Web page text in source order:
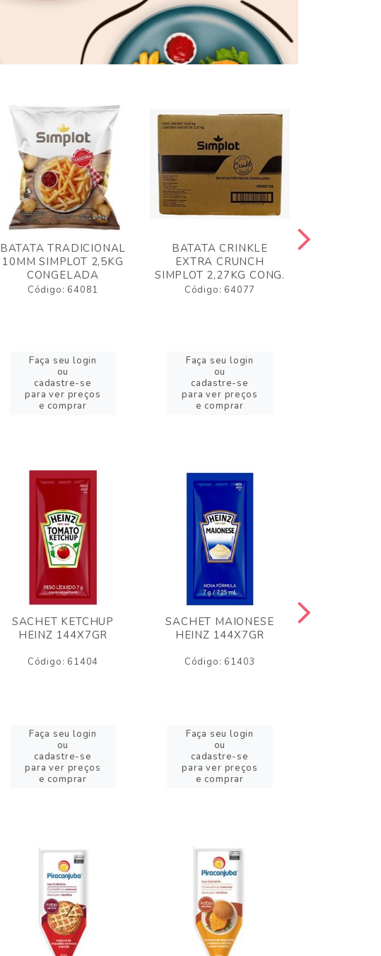
BATATA TRADICIONAL
10MM SIMPLOT 2,5KG
CONGELADA
Código: 64081
Faça seu login
ou
cadastre-se
para ver preços
e comprar
BATATA CRINKLE
EXTRA CRUNCH
SIMPLOT 2,27KG CONG.
Código: 64077
Faça seu login
ou
cadastre-se
para ver preços
e comprar
SACHET KETCHUP
HEINZ 144X7GR
Código: 61404
Faça seu login
ou
cadastre-se
para ver preços
e comprar
SACHET MAIONESE
HEINZ 144X7GR
Código: 61403
Faça seu login
ou
cadastre-se
para ver preços
e comprar